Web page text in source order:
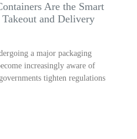
Are the Smart
and Delivery
a major packaging
increasingly aware of
tighten regulations